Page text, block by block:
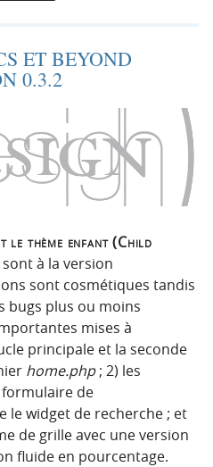
ET BEYOND
0.3.2
le thème enfant (Child
à la version
sont cosmétiques tandis
bugs plus ou moins
mises à
principale et la seconde
home.php; 2) les
formulaire de
le widget de recherche ; et
de grille avec une version
fluide en pourcentage.